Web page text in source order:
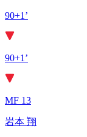
90+1’
90+1’
MF 13
岩本 翔